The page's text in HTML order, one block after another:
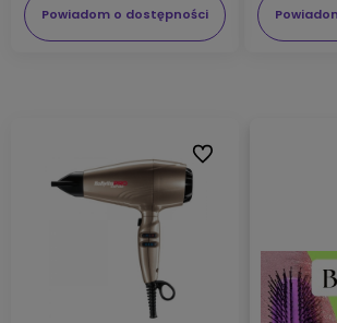
Powiadom o dostępności
Do ulubionych